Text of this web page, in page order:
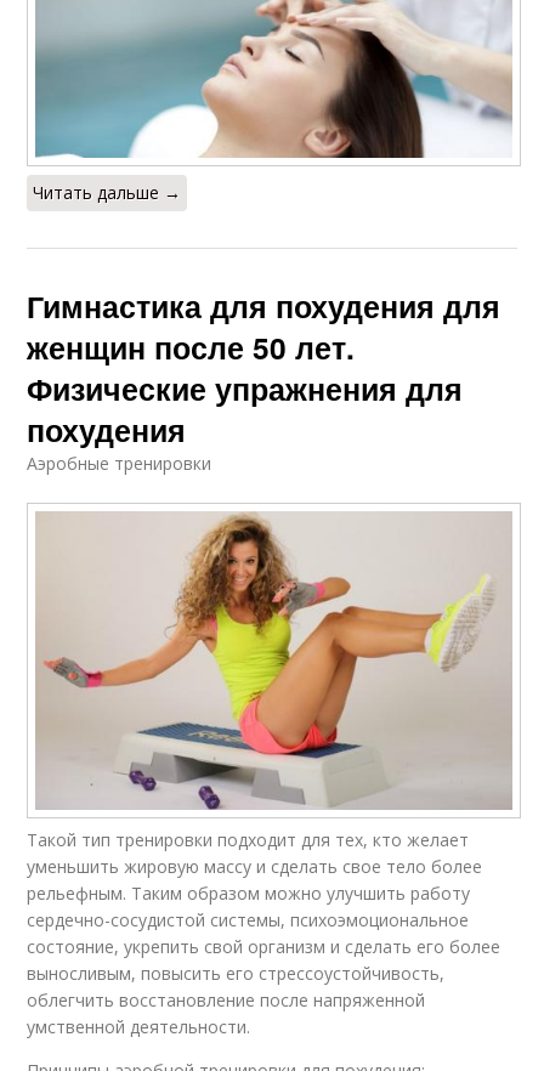
Читать дальше →
Гимнастика для похудения для
женщин после 50 лет.
Физические упражнения для
похудения
Аэробные тренировки
Такой тип тренировки подходит для тех, кто желает
уменьшить жировую массу и сделать свое тело более
рельефным. Таким образом можно улучшить работу
сердечно-сосудистой системы, психоэмоциональное
состояние, укрепить свой организм и сделать его более
выносливым, повысить его стрессоустойчивость,
облегчить восстановление после напряженной
умственной деятельности.